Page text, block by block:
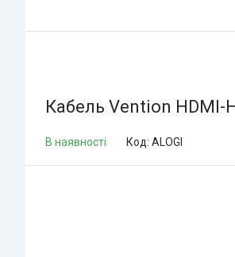
Кабель Vention HDMI-
В наявності Код: ALOGI